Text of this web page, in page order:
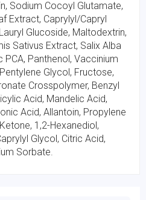
Sodium Cocoyl Glutamate,
Extract, Caprylyl/Capryl
Glucoside, Maltodextrin,
Sativus Extract, Salix Alba
PCA, Panthenol, Vaccinium
Glycol, Fructose,
Crosspolymer, Benzyl
Acid, Mandelic Acid,
Acid, Allantoin, Propylene
1,2-Hexanediol,
Glycol, Citric Acid,
Sorbate.